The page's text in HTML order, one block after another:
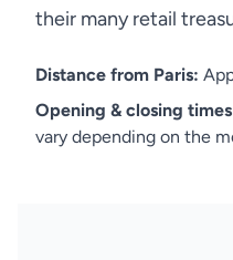
their many retail
Distance from Paris:
Opening & closing
vary depending on the